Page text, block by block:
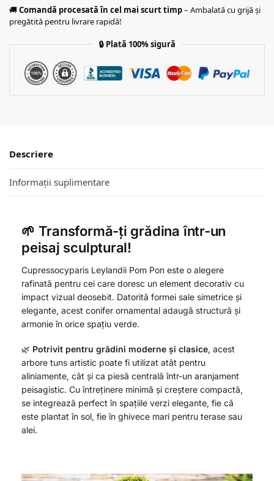
🚚Comandă procesată în cel mai scurt timp– Ambalată cu grijă și
pregătită pentru livrare rapidă!
🔒 Plată 100% sigură
Descriere
Informații suplimentare
🌱 Transformă-ți grădina într-un
peisaj sculptural!
Cupressocyparis Leylandii Pom Pon este o alegere
rafinată pentru cei care doresc un element decorativ cu
impact vizual deosebit. Datorită formei sale simetrice și
elegante, acest conifer ornamental adaugă structură și
armonie în orice spațiu verde.
🌿 Potrivit pentru grădini moderne și clasice, acest
arbore tuns artistic poate fi utilizat atât pentru
aliniamente, cât și ca piesă centrală într-un aranjament
peisagistic. Cu întreținere minimă și creștere compactă,
se integrează perfect în spațiile verzi elegante, fie că
este plantat în sol, fie în ghivece mari pentru terase sau
alei.